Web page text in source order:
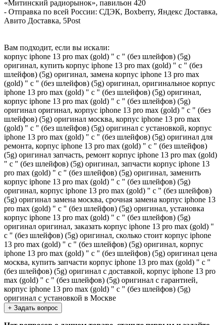
«Митинский радиорынок», павильон 420
- Отправка по всей России: СДЭК, Boxberry, Яндекс Доставка,
Авито Доставка, 5Post
Вам подходит, если вы искали:
корпус iphone 13 pro max (gold) " c " (без шлейфов) (5g)
оригинал, купить корпус iphone 13 pro max (gold) " c " (без
шлейфов) (5g) оригинал, замена корпус iphone 13 pro max
(gold) " c " (без шлейфов) (5g) оригинал, оригинальное корпус
iphone 13 pro max (gold) " c " (без шлейфов) (5g) оригинал,
корпус iphone 13 pro max (gold) " c " (без шлейфов) (5g)
оригинал оригинал, корпус iphone 13 pro max (gold) " c " (без
шлейфов) (5g) оригинал москва, корпус iphone 13 pro max
(gold) " c " (без шлейфов) (5g) оригинал с установкой, корпус
iphone 13 pro max (gold) " c " (без шлейфов) (5g) оригинал для
ремонта, корпус iphone 13 pro max (gold) " c " (без шлейфов)
(5g) оригинал запчасть, ремонт корпус iphone 13 pro max (gold)
" c " (без шлейфов) (5g) оригинал, запчасти корпус iphone 13
pro max (gold) " c " (без шлейфов) (5g) оригинал, заменить
корпус iphone 13 pro max (gold) " c " (без шлейфов) (5g)
оригинал, корпус iphone 13 pro max (gold) " c " (без шлейфов)
(5g) оригинал замена москва, срочная замена корпус iphone 13
pro max (gold) " c " (без шлейфов) (5g) оригинал, установка
корпус iphone 13 pro max (gold) " c " (без шлейфов) (5g)
оригинал оригинал, заказать корпус iphone 13 pro max (gold) "
c " (без шлейфов) (5g) оригинал, сколько стоит корпус iphone
13 pro max (gold) " c " (без шлейфов) (5g) оригинал, корпус
iphone 13 pro max (gold) " c " (без шлейфов) (5g) оригинал цена
москва, купить запчасти корпус iphone 13 pro max (gold) " c "
(без шлейфов) (5g) оригинал с доставкой, корпус iphone 13 pro
max (gold) " c " (без шлейфов) (5g) оригинал с гарантией,
корпус iphone 13 pro max (gold) " c " (без шлейфов) (5g)
оригинал с установкой в Москве
+ Задать вопрос